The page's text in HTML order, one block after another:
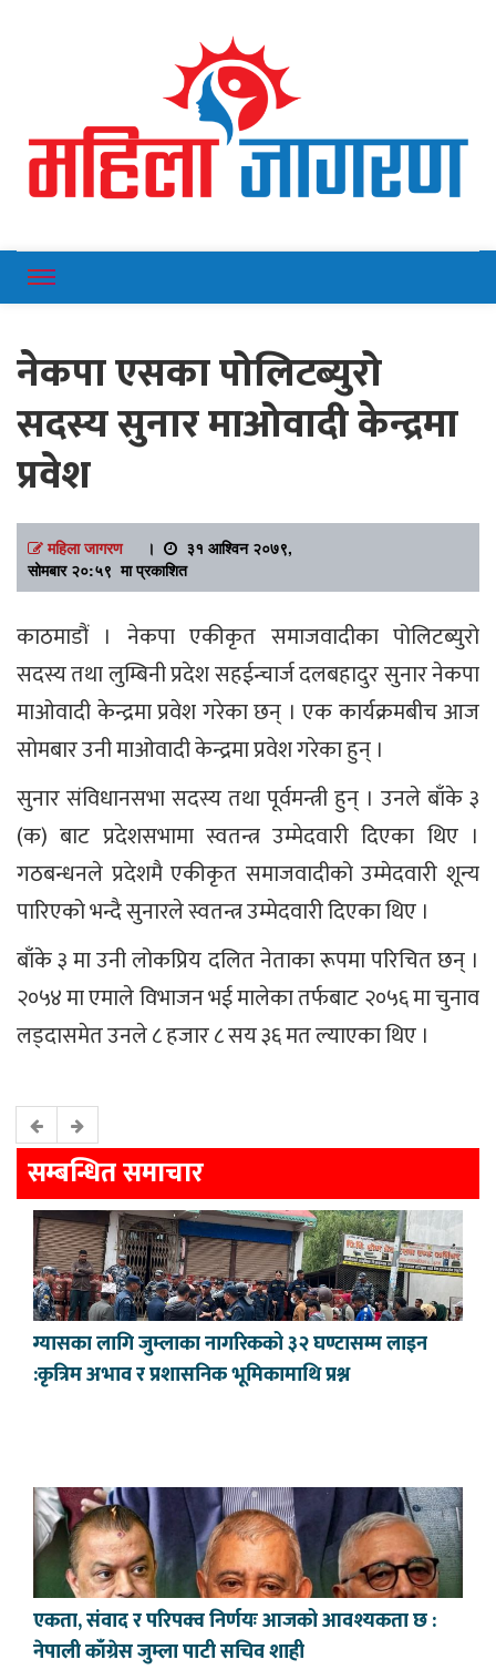
Mahilajagaran
नेकपा एसका पोलिटब्युरो
सदस्य सुनार माओवादी केन्द्रमा
प्रवेश
महिला जागरण।
३१ आश्विन २०७९,
सोमबार २०:५९ मा प्रकाशित
काठमाडौं । नेकपा एकीकृत समाजवादीका पोलिटब्युरो
सदस्य तथा लुम्बिनी प्रदेश सहईन्चार्ज दलबहादुर सुनार नेकपा
माओवादी केन्द्रमा प्रवेश गरेका छन् । एक कार्यक्रमबीच आज
सोमबार उनी माओवादी केन्द्रमा प्रवेश गरेका हुन् ।
सुनार संविधानसभा सदस्य तथा पूर्वमन्त्री हुन् । उनले बाँके ३
(क) बाट प्रदेशसभामा स्वतन्त्र उम्मेदवारी दिएका थिए ।
गठबन्धनले प्रदेशमै एकीकृत समाजवादीको उम्मेदवारी शून्य
पारिएको भन्दै सुनारले स्वतन्त्र उम्मेदवारी दिएका थिए ।
बाँके ३ मा उनी लोकप्रिय दलित नेताका रूपमा परिचित छन् ।
२०५४ मा एमाले विभाजन भई मालेका तर्फबाट २०५६ मा चुनाव
लड्दासमेत उनले ८ हजार ८ सय ३६ मत ल्याएका थिए ।
सम्बन्धित समाचार
ग्यासका लागि जुम्लाका नागरिकको ३२ घण्टासम्म लाइन
:कृत्रिम अभाव र प्रशासनिक भूमिकामाथि प्रश्न
एकता, संवाद र परिपक्व निर्णयः आजको आवश्यकता छ :
नेपाली काँग्रेस जुम्ला पाटी सचिव शाही